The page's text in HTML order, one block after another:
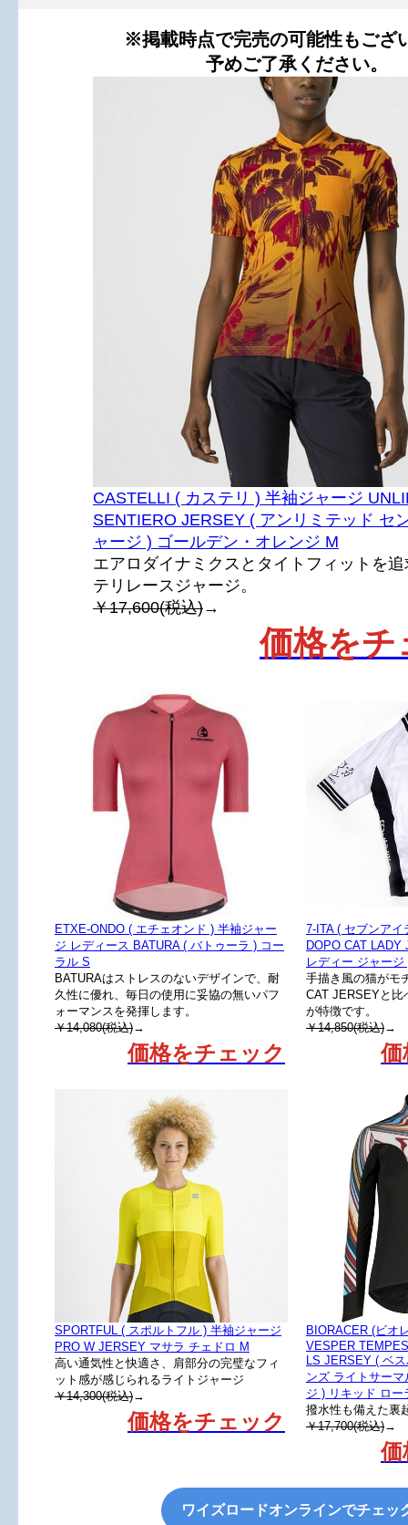
※掲載時点で完売の可能性もござ
予めご了承ください。
CASTELLI ( カステリ ) 半袖ジャージ
SENTIERO JERSEY ( アンリミテッド セ
ャージ ) ゴールデン・オレンジ M
エアロダイナミクスとタイトフィットを
テリレースジャージ。
￥17,600(税込)→
価格をチ
ETXE-ONDO ( エチェオンド ) 半袖ジャー
ジ レディース BATURA ( バトゥーラ ) コー
ラル S
BATURAはストレスのないデザインで、耐
久性に優れ、毎日の使用に妥協の無いパフ
ォーマンスを発揮します。
￥14,080(税込)→
価格をチェック
7-ITA ( セブンア
DOPO CAT
レディー ジャー
手描き風の猫がモ
CAT JERSEYと比
が特徴です。
￥14,850(税込)→
価
SPORTFUL ( スポルトフル ) 半袖ジャージ
PRO W JERSEY マサラ チェドロ M
高い通気性と快適さ、肩部分の完璧なフィ
ット感が感じられるライトジャージ
￥14,300(税込)→
価格をチェック
BIORACER (ビオ
VESPER
LS JERSEY ( ベ
ンズ ライトサー
ジ ) リキッド ロー
撥水性も備えた裏
￥17,700(税込)→
価
ワイズロードオンラインでチェッ